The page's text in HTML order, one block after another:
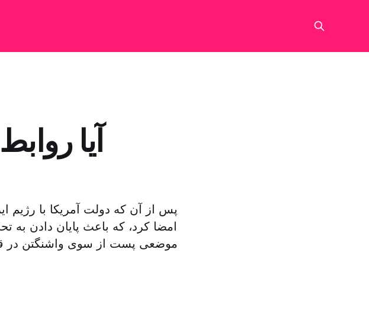
آیا
پس از آن که دولت آمریکا با رژیم
امضا کرد، که باعث پایان دادن به
موضعی پست از سوی واشنگتن در